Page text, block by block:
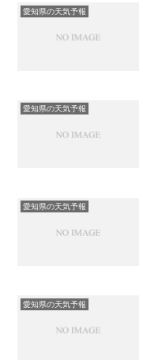
愛知県の天気予報
愛知県の天気予報
愛知県の天気予報
愛知県の天気予報